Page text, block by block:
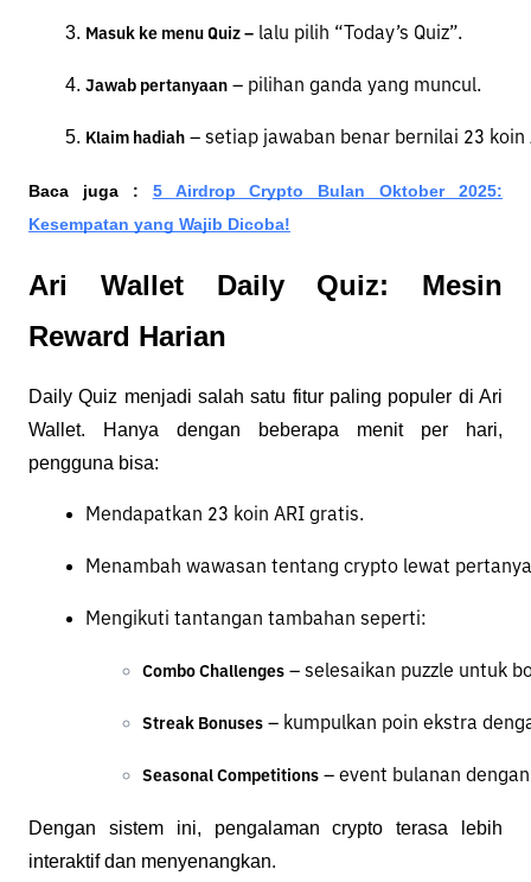
Masuk ke menu Quiz – lalu pilih “Today’s Quiz”.
Jawab pertanyaan – pilihan ganda yang muncul.
Klaim hadiah – setiap jawaban benar bernilai 23
Baca juga : 5 Airdrop Crypto Bulan Oktober 2025:
Kesempatan yang Wajib Dicoba!
Ari Wallet Daily Quiz: Mesin
Reward Harian
Daily Quiz menjadi salah satu fitur paling populer di Ari
Wallet. Hanya dengan beberapa menit per hari,
pengguna bisa:
Mendapatkan 23 koin ARI gratis.
Menambah wawasan tentang crypto lewat
Mengikuti tantangan tambahan seperti:
Combo Challenges – selesaikan puzzle untuk
Streak Bonuses – kumpulkan poin ekstra
Seasonal Competitions – event bulanan
Dengan sistem ini, pengalaman crypto terasa lebih
interaktif dan menyenangkan.